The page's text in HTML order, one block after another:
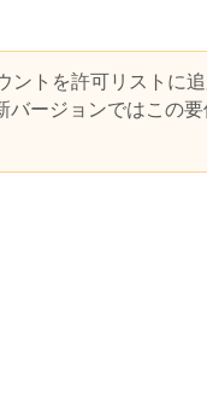
ントを許可リストに
バージョンではこの要